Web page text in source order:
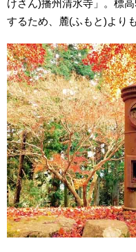
けさん)播州清水寺」。標
するため、麓(ふもと)より